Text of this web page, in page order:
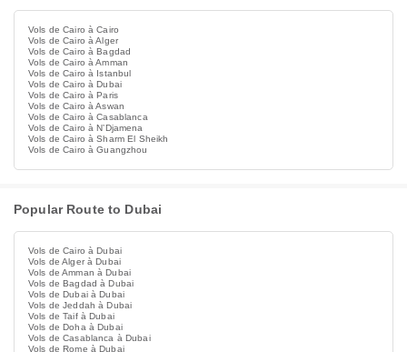
Vols de Cairo à Cairo
Vols de Cairo à Alger
Vols de Cairo à Bagdad
Vols de Cairo à Amman
Vols de Cairo à Istanbul
Vols de Cairo à Dubai
Vols de Cairo à Paris
Vols de Cairo à Aswan
Vols de Cairo à Casablanca
Vols de Cairo à NʼDjamena
Vols de Cairo à Sharm El Sheikh
Vols de Cairo à Guangzhou
Popular Route to Dubai
Vols de Cairo à Dubai
Vols de Alger à Dubai
Vols de Amman à Dubai
Vols de Bagdad à Dubai
Vols de Dubai à Dubai
Vols de Jeddah à Dubai
Vols de Taif à Dubai
Vols de Doha à Dubai
Vols de Casablanca à Dubai
Vols de Rome à Dubai